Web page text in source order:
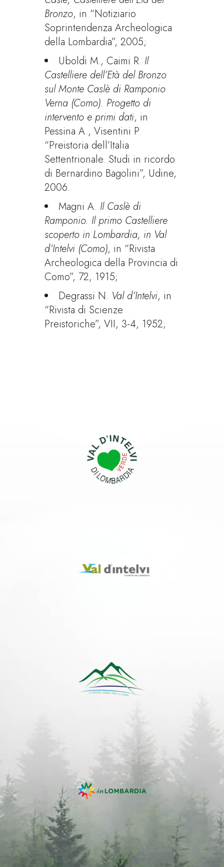
Bronzo, in “Notiziario
Soprintendenza Archeologica
della Lombardia”, 2005;
Uboldi M., Caimi R. Il
Castelliere dell’Età del Bronzo
sul Monte Caslè di Ramponio
Verna (Como). Progetto di
intervento e primi dati, in
Pessina A., Visentini P.
“Preistoria dell’Italia
Settentrionale. Studi in ricordo
di Bernardino Bagolini”, Udine,
2006.
Magni A. Il Caslè di
Ramponio. Il primo Castelliere
scoperto in Lombardia, in Val
d’Intelvi (Como), in “Rivista
Archeologica della Provincia di
Como”, 72, 1915;
Degrassi N. Val d’Intelvi, in
“Rivista di Scienze
Preistoriche”, VII, 3-4, 1952;